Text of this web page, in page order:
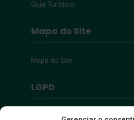
Guia Turístico
Mapa do Site
Mapa do Site
LGPD
Política de Privacidade